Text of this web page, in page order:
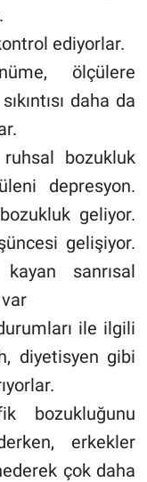
ediyorlar.
ölçülere
daha da
bozukluk
depresyon.
geliyor.
gelişiyor.
sanrısal
ile ilgili
diyetisyen gibi
bozukluğunu
erkekler
çok daha